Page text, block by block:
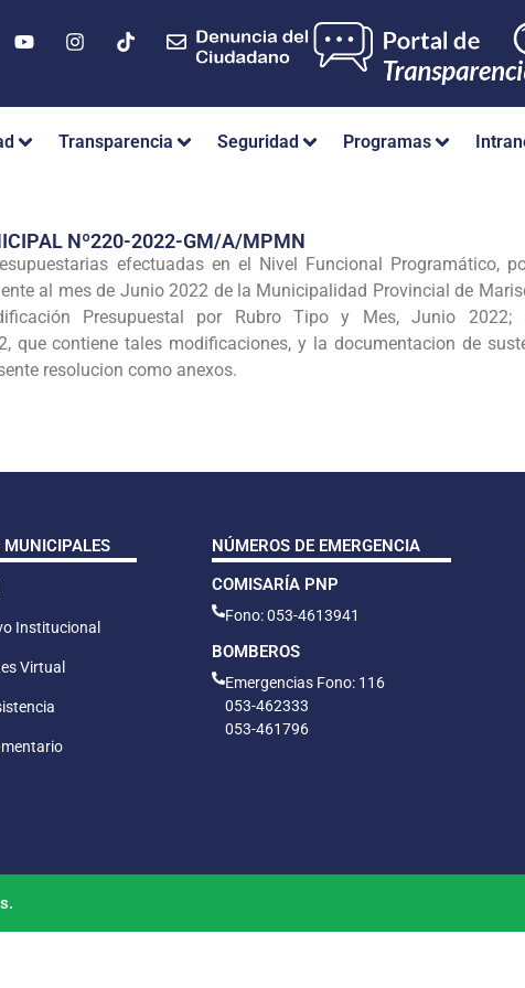
Transparencia Seguridad Programas
Nº220-2022-GM/A/MPMN
efectuadas en el Nivel Funcional Programático,
al mes de Junio 2022 de la Municipalidad Provincial de
Presupuestal por Rubro Tipo y Mes, Junio 2022;
que contiene tales modificaciones, y la documentacion de
resolucion como anexos.
Institucional
Virtual
NÚMEROS DE EMERGENCIA
COMISARÍA PNP
Fono: 053-4613941
BOMBEROS
Emergencias Fono: 116
053-462333
053-461796